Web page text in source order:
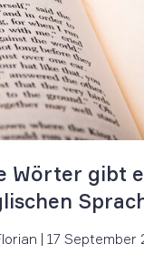
Wörter gibt
| 17 September